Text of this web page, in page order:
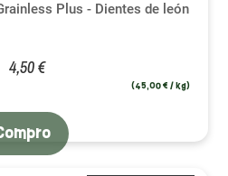
Plus - Dientes de león
4,50 €
(45,00 € / kg)